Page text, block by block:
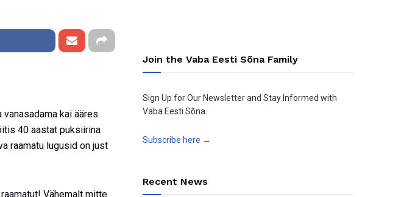
kai ääres
40 aastat puksiirina
raamatu lugusid on just
Vähemalt mitte
Join the Vaba Eesti Sõna Family
Sign Up for Our Newsletter and Stay Informed with
Vaba Eesti Sõna.
Subscribe here →
Recent News